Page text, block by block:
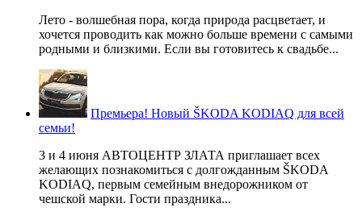
Лето - волшебная пора, когда природа расцветает, и
хочется проводить как можно больше времени с самыми
родными и близкими. Если вы готовитесь к свадьбе...
Премьера! Новый ŠKODA KODIAQ для всей
семьи!
3 и 4 июня АВТОЦЕНТР ЗЛАТА приглашает всех
желающих познакомиться с долгожданным ŠKODA
KODIAQ, первым семейным внедорожником от
чешской марки. Гости праздника...